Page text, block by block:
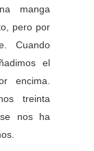
manga
pero por
Cuando
el
encima.
treinta
nos ha